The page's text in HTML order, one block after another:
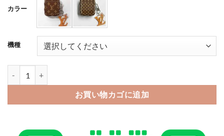
カラー
機種
お買い物カゴに追加